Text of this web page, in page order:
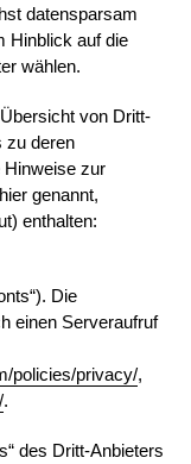
datensparsam
Hinblick auf die
wählen.
von Dritt-
zu deren
Hinweise zur
genannt,
enthalten:
Die
einen Serveraufruf
policies/privacy/,
.
des Dritt-Anbieters